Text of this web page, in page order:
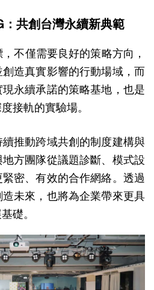
共創台灣永續新典範
不僅需要良好的策略方向，
造真實影響的行動場域，而
永續承諾的策略基地，也是
接軌的實驗場。
推動跨域共創的制度建構與
方團隊從議題診斷、模式設
密、有效的合作網絡。透過
未來，也將為企業帶來更具
礎。